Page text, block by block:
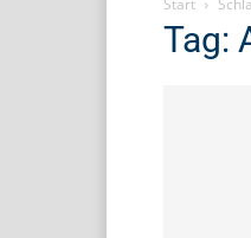
Start
Tag: